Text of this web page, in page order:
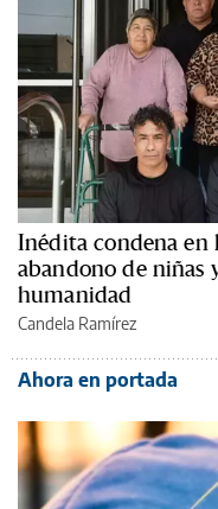
Inédita condena en
abandono de niñas
humanidad
Candela Ramírez
Ahora en portada